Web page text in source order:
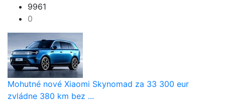
9961
0
Mohutné nové Xiaomi Skynomad za 33 300 eur
zvládne 380 km bez ...